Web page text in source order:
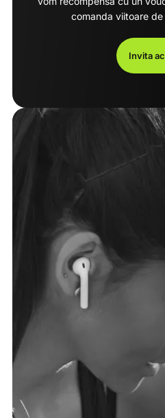
comanda viitoare de
Invita